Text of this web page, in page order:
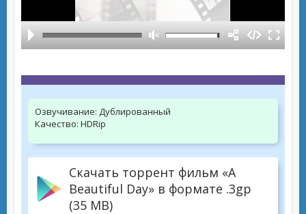
Озвучивание: Дублированный
Качество: HDRip
Скачать торрент фильм «A
Beautiful Day» в формате .3gp
(35 MB)